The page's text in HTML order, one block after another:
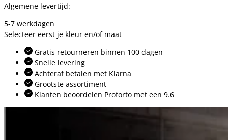
Algemene levertijd:
5-7 werkdagen
Selecteer eerst je kleur en/of maat
Gratis retourneren binnen 100 dagen
Snelle levering
Achteraf betalen met Klarna
Grootste assortiment
Klanten beoordelen Proforto met een 9.6